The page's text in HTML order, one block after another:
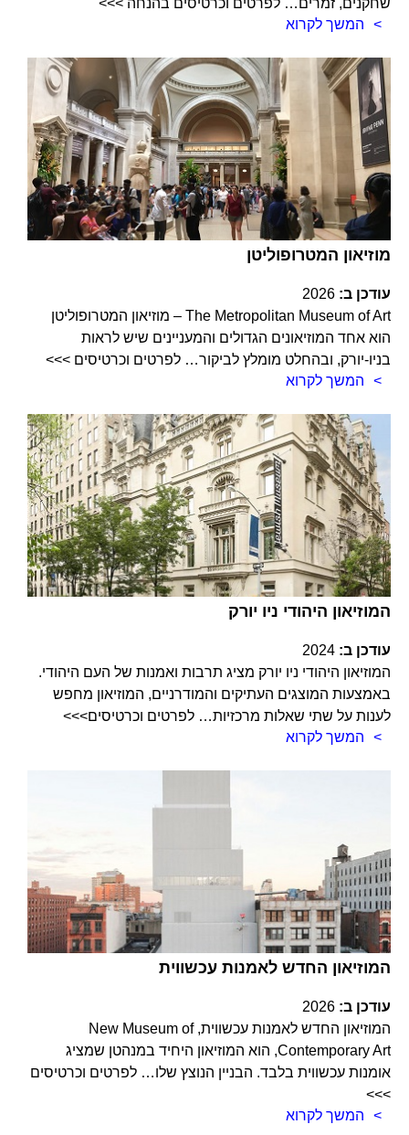
שחקנים, זמרים… לפרטים וכרטיסים בהנחה >>>
המשך לקרוא
מוזיאון המטרופוליטן
עודכן ב: 2026
The Metropolitan Museum of Art – מוזיאון המטרופוליטן
הוא אחד המוזיאונים הגדולים והמעניינים שיש לראות
בניו-יורק, ובהחלט מומלץ לביקור… לפרטים וכרטיסים >>>
המשך לקרוא
המוזיאון היהודי ניו יורק
עודכן ב: 2024
המוזיאון היהודי ניו יורק מציג תרבות ואמנות של העם היהודי.
באמצעות המוצגים העתיקים והמודרניים, המוזיאון מחפש
לענות על שתי שאלות מרכזיות… לפרטים וכרטיסים>>>
המשך לקרוא
המוזיאון החדש לאמנות עכשווית
עודכן ב: 2026
המוזיאון החדש לאמנות עכשווית, New Museum of
Contemporary Art, הוא המוזיאון היחיד במנהטן שמציג
אומנות עכשווית בלבד. הבניין הנוצץ שלו… לפרטים וכרטיסים
>>>
המשך לקרוא